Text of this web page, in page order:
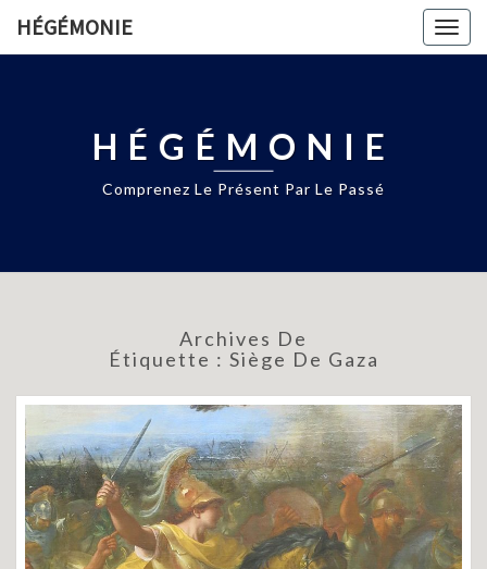
HÉGÉMONIE
HÉGÉMONIE
Comprenez Le Présent Par Le Passé
Archives De
Étiquette : Siège De Gaza